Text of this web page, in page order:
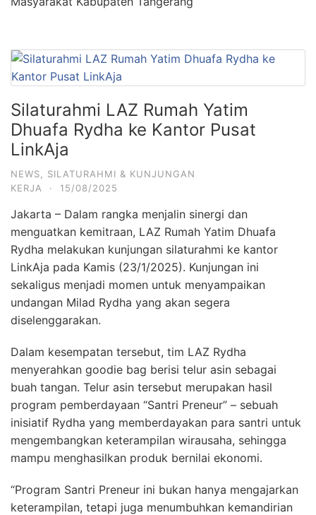
Silaturahmi LAZ Rumah Yatim
Dhuafa Rydha ke Kantor Pusat
LinkAja
NEWS
SILATURAHMI & KUNJUNGAN
KERJA
· 15/08/2025
Jakarta – Dalam rangka menjalin sinergi dan
menguatkan kemitraan, LAZ Rumah Yatim Dhuafa
Rydha melakukan kunjungan silaturahmi ke kantor
LinkAja pada Kamis (23/1/2025). Kunjungan ini
sekaligus menjadi momen untuk menyampaikan
undangan Milad Rydha yang akan segera
diselenggarakan.
Dalam kesempatan tersebut, tim LAZ Rydha
menyerahkan goodie bag berisi telur asin sebagai
buah tangan. Telur asin tersebut merupakan hasil
program pemberdayaan “Santri Preneur” – sebuah
inisiatif Rydha yang memberdayakan para santri untuk
mengembangkan keterampilan wirausaha, sehingga
mampu menghasilkan produk bernilai ekonomi.
“Program Santri Preneur ini bukan hanya mengajarkan
keterampilan, tetapi juga menumbuhkan kemandirian